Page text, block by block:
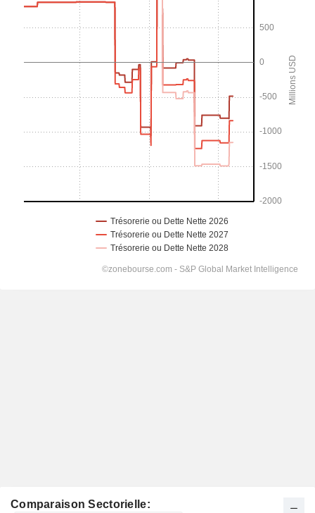
Comparaison Sectorielle: